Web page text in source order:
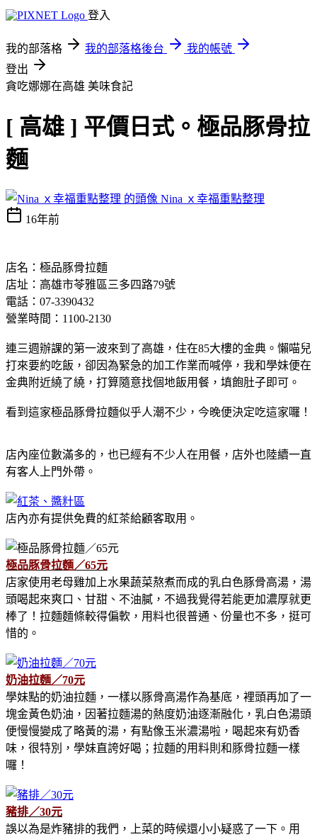
登入
我的部落格 我的部落格後台
我的帳號
登出
貪吃娜娜在高雄 美味食記
[ 高雄 ] 平價日式。極品豚骨拉
麵
Nina ｘ幸福重點整理
16年前
店名：極品豚骨拉麵
店址：高雄市苓雅區三多四路79號
電話：07-3390432
營業時間：1100-2130
連三週辦課的第一波來到了高雄，住在85大樓的金典。懶喵兒
打來要約吃飯，卻因為緊急的加工作業而喊停，我和學妹便在
金典附近繞了繞，打算隨意找個地飯用餐，填飽肚子即可。
看到這家極品豚骨拉麵似乎人潮不少，今晚便決定吃這家囉！
店內座位數滿多的，也已經有不少人在用餐，店外也陸續一直
有客人上門外帶。
店內亦有提供免費的紅茶給顧客取用。
極品豚骨拉麵／65元
店家使用老母雞加上水果蔬菜熬煮而成的乳白色豚骨高湯，湯
頭喝起來爽口、甘甜、不油膩，不過我覺得若能更加濃厚就更
棒了！拉麵麵條較得偏軟，用料也很普通、份量也不多，挺可
惜的。
奶油拉麵／70元
學妹點的奶油拉麵，一樣以豚骨高湯作為基底，裡頭再加了一
塊金黃色奶油，因著拉麵湯的熱度奶油逐漸融化，乳白色湯頭
便慢慢變成了略黃的湯，有點像玉米濃湯啦，喝起來有奶香
味，很特別，學妹直誇好喝；拉麵的用料則和豚骨拉麵一樣
囉！
豬排／30元
誤以為是炸豬排的我們，上菜的時候還小小疑惑了一下。用